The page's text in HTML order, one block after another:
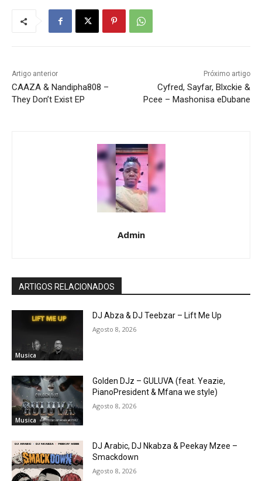
Artigo anterior
CAAZA & Nandipha808 –
They Don’t Exist EP
Próximo artigo
Cyfred, Sayfar, Blxckie &
Pcee – Mashonisa eDubane
Admin
ARTIGOS RELACIONADOS
Musica
DJ Abza & DJ Teebzar – Lift Me Up
Agosto 8, 2026
Musica
Golden DJz – GULUVA (feat. Yeazie,
PianoPresident & Mfana we style)
Agosto 8, 2026
DJ Arabic, DJ Nkabza & Peekay Mzee –
Smackdown
Agosto 8, 2026